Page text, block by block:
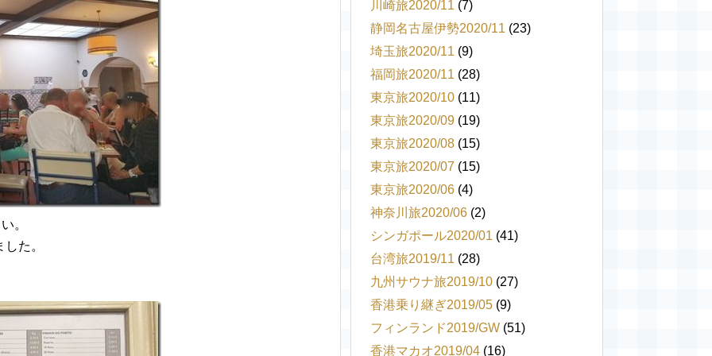
。
た。
川崎旅2020/11 (7)
静岡名古屋伊勢2020/11 (23)
埼玉旅2020/11 (9)
福岡旅2020/11 (28)
東京旅2020/10 (11)
東京旅2020/09 (19)
東京旅2020/08 (15)
東京旅2020/07 (15)
東京旅2020/06 (4)
神奈川旅2020/06 (2)
シンガポール2020/01 (41)
台湾旅2019/11 (28)
九州サウナ旅2019/10 (27)
香港乗り継ぎ2019/05 (9)
フィンランド2019/GW (51)
香港マカオ2019/04 (16)